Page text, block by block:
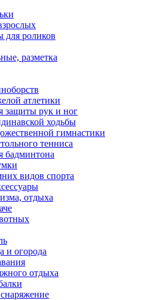
роликов
разметка
атлетики
защиты рук и ног
ходьбы
гимнастики
тенниса
бадминтона
видов спорта
отдыха
и огорода
отдыха